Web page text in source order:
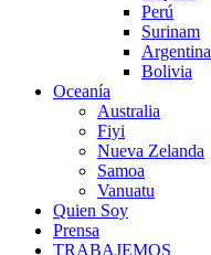
Perú
Surinam
Argentina
Bolivia
Oceanía
Australia
Fiyi
Nueva Zelanda
Samoa
Vanuatu
Quien Soy
Prensa
TRABAJEMOS